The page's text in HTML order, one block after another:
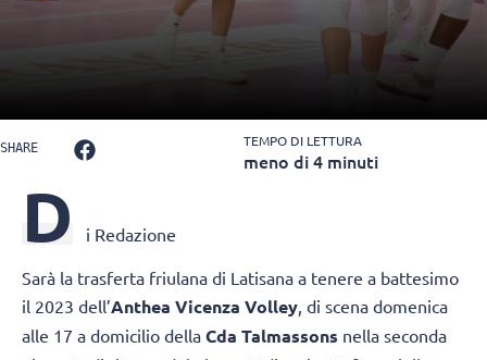
SHARE TEMPO DI LETTURA
meno di 4 minuti
D i Redazione
Sarà la trasferta friulana di Latisana a tenere a battesimo
il 2023 dell’Anthea Vicenza Volley, di scena domenica
alle 17 a domicilio della Cda Talmassons nella seconda